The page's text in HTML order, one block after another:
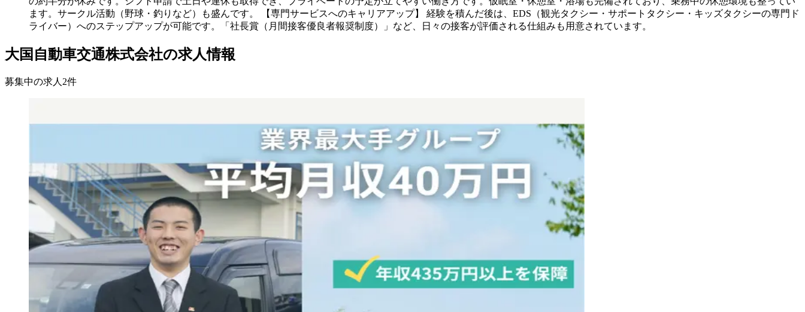
ます。サークル活動（野球・釣りなど）も盛んです。 【専門サービスへのキャリアアップ】 経験を積んだ後は、EDS（観光タクシー・サポートタクシー・キッズタクシーの専門ド
ライバー）へのステップアップが可能です。「社長賞（月間接客優良者報奨制度）」など、日々の接客が評価される仕組みも用意されています。
大国自動車交通株式会社の求人情報
募集中の求人 2件